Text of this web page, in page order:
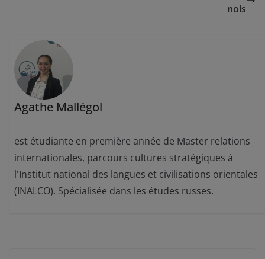
nois
Agathe Mallégol
est étudiante en première année de Master relations
internationales, parcours cultures stratégiques à
l'Institut national des langues et civilisations orientales
(INALCO). Spécialisée dans les études russes.